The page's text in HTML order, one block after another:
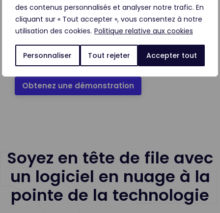
des contenus personnalisés et analyser notre trafic. En
cliquant sur « Tout accepter », vous consentez à notre
utilisation des cookies. Politique relative aux cookies
Personnaliser Tout rejeter Accepter tout
pilotée par l'IA, qui fournit instantanément des
réponses précises et adaptées au contexte, que
ce soit par la voix, le chat ou le contenu généré.
AI Knowledgebase est votre propre trésor de
connaissances sur l'entreprise.
Obtenez une démonstration
Soyez en tête de file avec
un logiciel en nuage à la
pointe de la technologie